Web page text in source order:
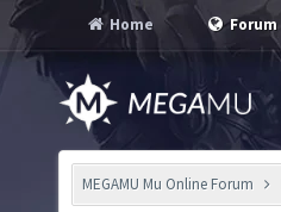
Home Forum
MEGAMU Mu Online Forum